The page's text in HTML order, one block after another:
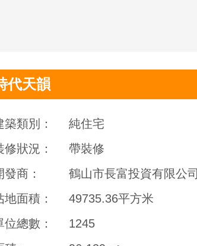
代天韻
築類別：
純住宅
修狀況：
帶裝修
發商：
鶴山市長富投資有限公司
地面積：
49735.36平方米
位總數：
1245